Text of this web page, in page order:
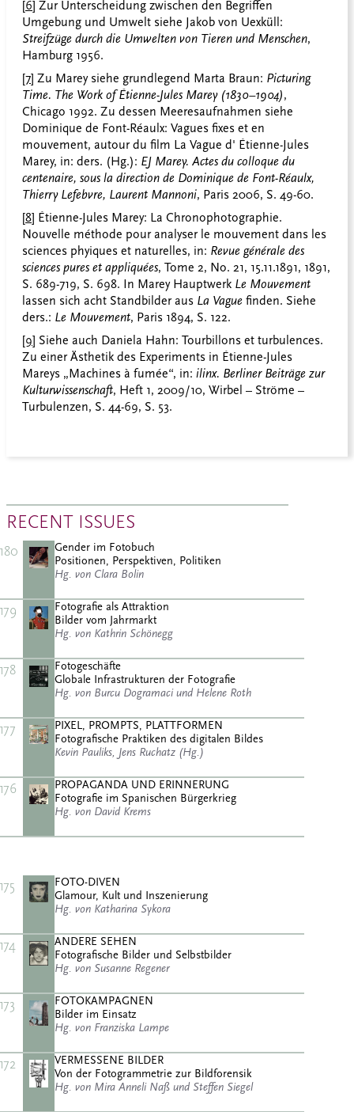
[6] Zur Unterscheidung zwischen den Begriffen
Umgebung und Umwelt siehe Jakob von Uexküll:
Streifzüge durch die Umwelten von Tieren und Menschen,
Hamburg 1956.
[7] Zu Marey siehe grundlegend Marta Braun: Picturing
Time. The Work of Étienne-Jules Marey (1830–1904),
Chicago 1992. Zu dessen Meeresaufnahmen siehe
Dominique de Font-Réaulx: Vagues fixes et en
mouvement, autour du film La Vague d' Étienne-Jules
Marey, in: ders. (Hg.): EJ Marey. Actes du colloque du
centenaire, sous la direction de Dominique de Font-Réaulx,
Thierry Lefebvre, Laurent Mannoni, Paris 2006, S. 49-60.
[8] Étienne-Jules Marey: La Chronophotographie.
Nouvelle méthode pour analyser le mouvement dans les
sciences phyiques et naturelles, in: Revue générale des
sciences pures et appliquées, Tome 2, No. 21, 15.11.1891, 1891,
S. 689-719, S. 698. In Marey Hauptwerk Le Mouvement
lassen sich acht Standbilder aus La Vague finden. Siehe
ders.: Le Mouvement, Paris 1894, S. 122.
[9] Siehe auch Daniela Hahn: Tourbillons et turbulences.
Zu einer Ästhetik des Experiments in Étienne-Jules
Mareys „Machines à fumée“, in: ilinx. Berliner Beiträge zur
Kulturwissenschaft, Heft 1, 2009/10, Wirbel – Ströme –
Turbulenzen, S. 44-69, S. 53.
RECENT ISSUES
180
Gender im Fotobuch
Positionen, Perspektiven, Politiken
Hg. von Clara Bolin
179
Fotografie als Attraktion
Bilder vom Jahrmarkt
Hg. von Kathrin Schönegg
178
Fotogeschäfte
Globale Infrastrukturen der Fotografie
Hg. von Burcu Dogramaci und Helene Roth
177
PIXEL, PROMPTS, PLATTFORMEN
Fotografische Praktiken des digitalen Bildes
Kevin Pauliks, Jens Ruchatz (Hg.)
176
PROPAGANDA UND ERINNERUNG
Fotografie im Spanischen Bürgerkrieg
Hg. von David Krems
175
FOTO-DIVEN
Glamour, Kult und Inszenierung
Hg. von Katharina Sykora
174
ANDERE SEHEN
Fotografische Bilder und Selbstbilder
Hg. von Susanne Regener
173
FOTOKAMPAGNEN
Bilder im Einsatz
Hg. von Franziska Lampe
172
VERMESSENE BILDER
Von der Fotogrammetrie zur Bildforensik
Hg. von Mira Anneli Naß und Steffen Siegel